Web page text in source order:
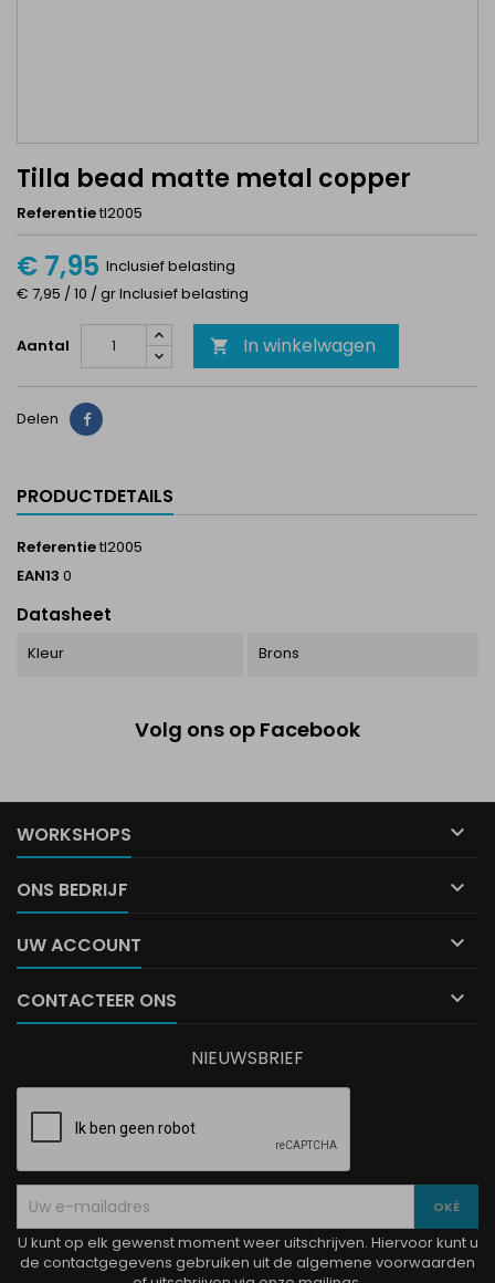
Tilla bead matte metal copper
Referentietl2005
€ 7,95 Inclusief belasting
€ 7,95 / 10 / gr Inclusief belasting
Aantal  In winkelwagen
Delen Delen
PRODUCTDETAILS
Referentietl2005
EAN13 0
Datasheet
Kleur Brons
Volg ons op Facebook
WORKSHOPS 
ONS BEDRIJF 
UW ACCOUNT 
CONTACTEER ONS 
NIEUWSBRIEF
U kunt op elk gewenst moment weer uitschrijven. Hiervoor kunt u
de contactgegevens gebruiken uit de algemene voorwaarden